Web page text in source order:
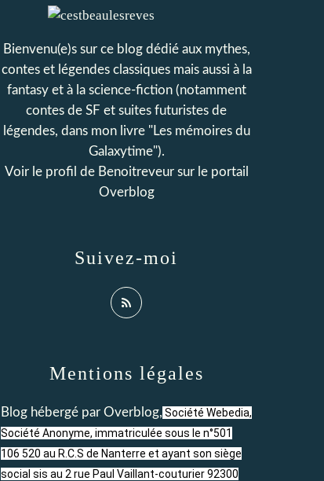
Bienvenu(e)s sur ce blog dédié aux mythes,
contes et légendes classiques mais aussi à la
fantasy et à la science-fiction (notamment
contes de SF et suites futuristes de
légendes, dans mon livre "Les mémoires du
Galaxytime").
Voir le profil de Benoitreveursur le portail
Overblog
Suivez-moi
Mentions légales
Blog hébergé par Overblog, Société Webedia,
Société Anonyme, immatriculée sous le n°501
106 520 au R.C.S de Nanterre et ayant son siège
social sis au 2 rue Paul Vaillant-couturier 92300